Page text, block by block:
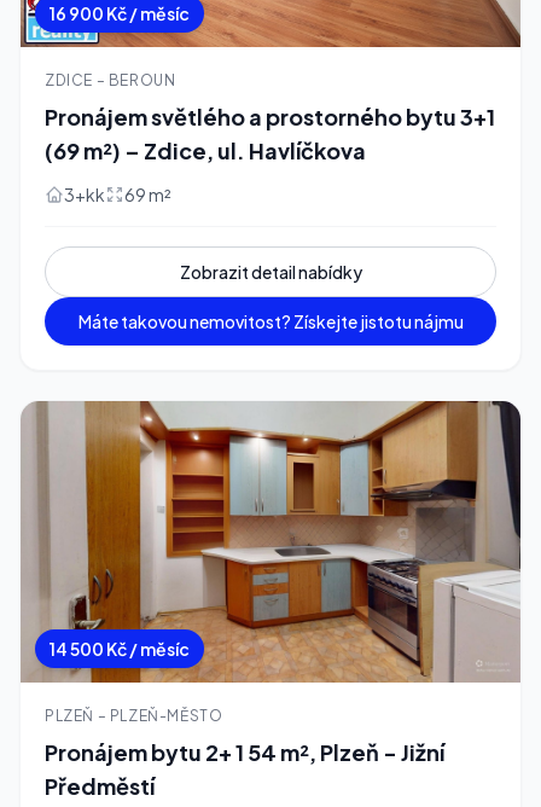
16 900 Kč / měsíc
ZDICE – BEROUN
Pronájem světlého a prostorného bytu 3+1
(69 m²) – Zdice, ul. Havlíčkova
3+kk 69 m²
Zobrazit detail nabídky
Máte takovou nemovitost? Získejte jistotu nájmu
14 500 Kč / měsíc
PLZEŇ – PLZEŇ-MĚSTO
Pronájem bytu 2+ 1 54 m², Plzeň - Jižní
Předměstí